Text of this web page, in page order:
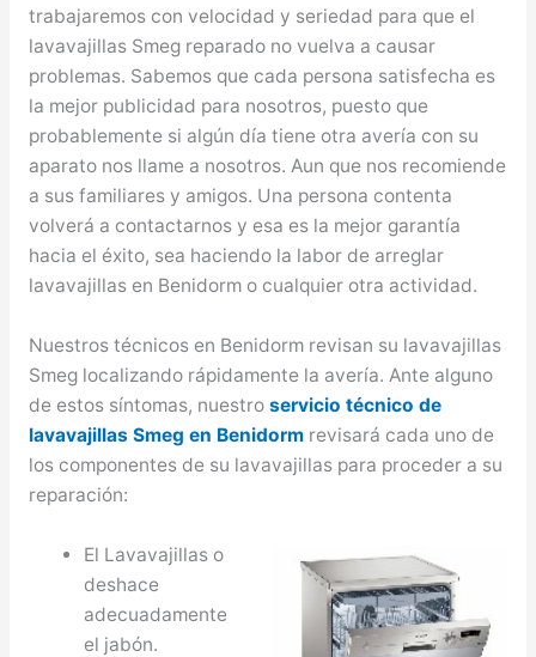
trabajaremos con velocidad y seriedad para que el
lavavajillas Smeg reparado no vuelva a causar
problemas. Sabemos que cada persona satisfecha es
la mejor publicidad para nosotros, puesto que
probablemente si algún día tiene otra avería con su
aparato nos llame a nosotros. Aun que nos recomiende
a sus familiares y amigos. Una persona contenta
volverá a contactarnos y esa es la mejor garantía
hacia el éxito, sea haciendo la labor de arreglar
lavavajillas en Benidorm o cualquier otra actividad.
Nuestros técnicos en Benidorm revisan su lavavajillas
Smeg localizando rápidamente la avería. Ante alguno
de estos síntomas, nuestro servicio técnico de
lavavajillas Smeg en Benidorm revisará cada uno de
los componentes de su lavavajillas para proceder a su
reparación:
El Lavavajillas o
deshace
adecuadamente
el jabón.